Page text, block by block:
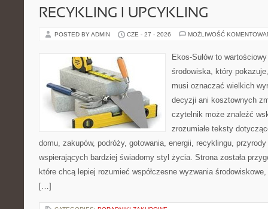
RECYKLING I UPCYKLING
POSTED BY ADMIN CZE - 27 - 2026 MOŻLIWOŚĆ
Ekos-Sułów to
środowiska, który
musi oznaczać wielkich
decyzji ani kosztownych
czytelnik może znaleźć
zrozumiałe teksty
domu, zakupów, podróży, gotowania, energii, recyklingu,
wspierających bardziej świadomy styl życia. Strona została
które chcą lepiej rozumieć współczesne wyzwania
[…]